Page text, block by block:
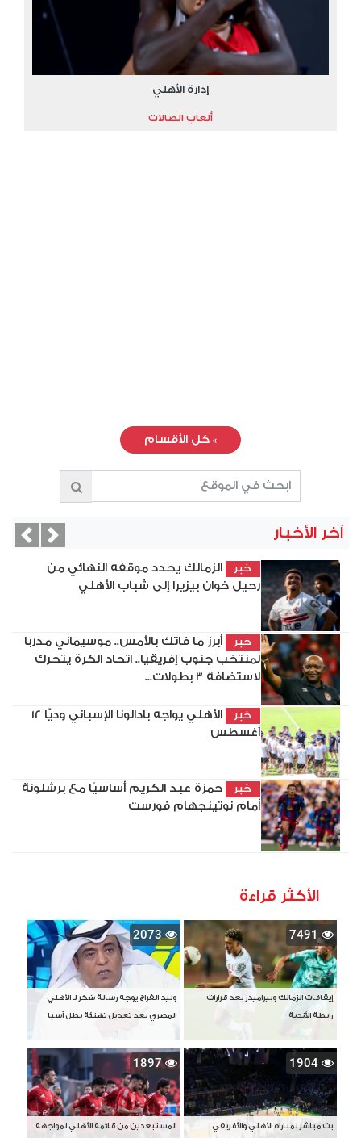
إدارة الأهلي
ألعاب الصالات
» كل الأقسام
آخر الأخبار
خبر
الزمالك يحدد موقفه النهائي من
رحيل خوان بيزيرا إلى شباب الأهلي
خبر
أبرز ما فاتك بالأمس.. موسيماني مدربا
لمنتخب جنوب إفريقيا.. اتحاد الكرة يتحرك
لاستضافة 3 بطولات...
خبر
الأهلي يواجه بادالونا الإسباني وديًّا 12
أغسطس
خبر
حمزة عبد الكريم أساسيًا مع برشلونة
أمام نوتينجهام فورست
Next
الأكثر قراءة
7491
إيقافات الزمالك وبيراميدز بعد قرارات
رابطة الأندية
2073
وليد الفراج يوجه رسالة شكر لـ الأهلي
المصري بعد تعديل تهنئة بطل آسيا
1904
بث مباشر لمباراة الأهلي والأفريقي
1897
المستبعدين من قائمة الأهلي لمواجهة